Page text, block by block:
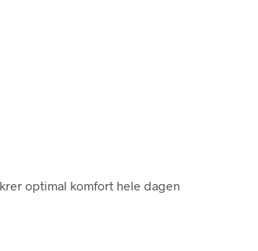
optimal komfort hele dagen